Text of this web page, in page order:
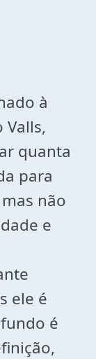
à
Valls,
quanta
para
não
e
ele é
é